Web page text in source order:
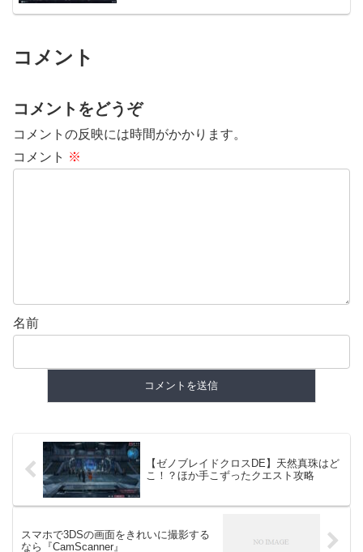
コメント
コメントをどうぞ
コメントの反映には時間がかかります。
コメント ※
名前
【ゼノブレイドクロスDE】天然真珠はど
こ！？ほか手こずったクエスト攻略
スマホで3DSの画面をきれいに撮影する
なら『CamScanner』